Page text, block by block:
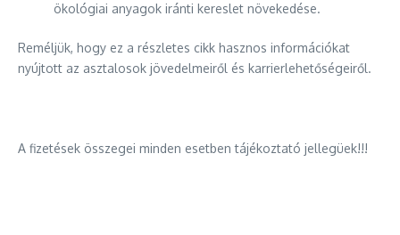
ökológiai anyagok iránti kereslet növekedése.
Reméljük, hogy ez a részletes cikk hasznos információkat
nyújtott az asztalosok jövedelmeiről és karrierlehetőségeiről.
A fizetések összegei minden esetben tájékoztató jellegüek!!!